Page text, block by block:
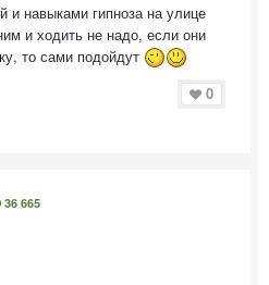
и навыками гипноза на улице
и ходить не надо, если они
то сами подойдут
0
36 665